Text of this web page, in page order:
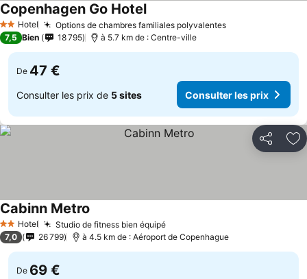
2 Étoiles
Hotel Options de chambres familiales polyvalentes
Copenhagen Go Hotel
7,5 Bien 18 795 à 5.7 km de : Centre-ville
De 47 €
Consulter les prix de 5 sites Consulter les prix
Partager
2 Étoiles
Hotel Studio de fitness bien équipé
Cabinn Metro
7,0 26 799 à 4.5 km de : Aéroport de Copenhague
De 69 €